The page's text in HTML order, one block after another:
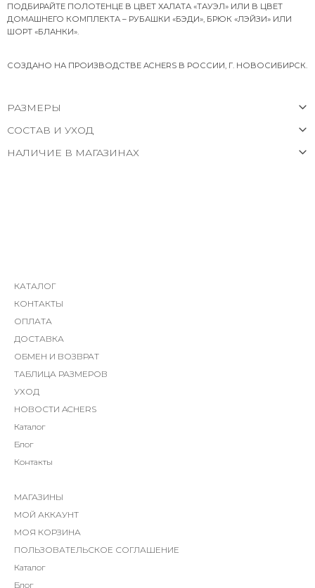
ПОДБИРАЙТЕ ПОЛОТЕНЦЕ В ЦВЕТ ХАЛАТА «ТАУЭЛ» ИЛИ В ЦВЕТ
ДОМАШНЕГО КОМПЛЕКТА – РУБАШКИ «БЭДИ», БРЮК «ЛЭЙЗИ» ИЛИ
ШОРТ «БЛАНКИ».
СОЗДАНО НА ПРОИЗВОДСТВЕ ACHERS В РОССИИ, Г. НОВОСИБИРСК.
РАЗМЕРЫ
СОСТАВ И УХОД
НАЛИЧИЕ В МАГАЗИНАХ
КАТАЛОГ
КОНТАКТЫ
ОПЛАТА
ДОСТАВКА
ОБМЕН И ВОЗВРАТ
ТАБЛИЦА РАЗМЕРОВ
УХОД
НОВОСТИ ACHERS
Каталог
Блог
Контакты
МАГАЗИНЫ
МОЙ АККАУНТ
МОЯ КОРЗИНА
ПОЛЬЗОВАТЕЛЬСКОЕ СОГЛАШЕНИЕ
Каталог
Блог